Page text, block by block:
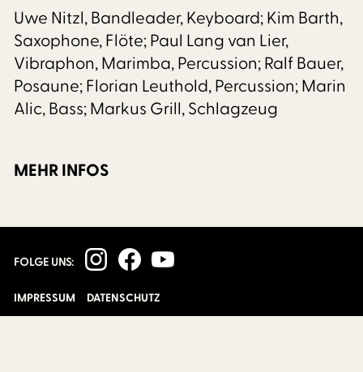
Uwe Nitzl, Bandleader, Keyboard; Kim Barth,
Saxophone, Flöte; Paul Lang van Lier,
Vibraphon, Marimba, Percussion; Ralf Bauer,
Posaune; Florian Leuthold, Percussion; Marin
Alic, Bass; Markus Grill, Schlagzeug
MEHR INFOS
IMPRESSUM DATENSCHUTZ
FOLGE UNS: